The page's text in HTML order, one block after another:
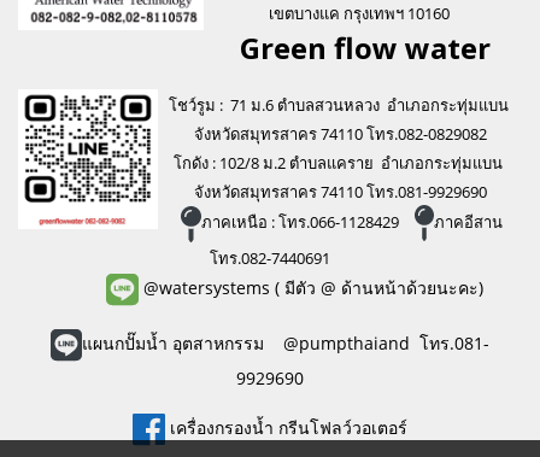
เขตบางแค กรุงเทพฯ 10160
Green flow water
โชว์รูม : 71 ม.6 ตำบลสวนหลวง อำเภอกระทุ่มแบน
จังหวัดสมุทรสาคร 74110 โทร.082-0829082
โกดัง : 102/8 ม.2 ตำบลแคราย อำเภอกระทุ่มแบน
จังหวัดสมุทรสาคร 74110 โทร.081-9929690
ภาคเหนือ : โทร.066-1128429
ภาคอีสาน
โทร.082-7440691
@watersystems ( มีตัว @ ด้านหน้าด้วยนะคะ)
แผนกปั๊มน้ำ อุตสาหกรรม @pumpthaiand โทร.081-
9929690
เครื่องกรองน้ำ กรีนโฟลว์วอเตอร์